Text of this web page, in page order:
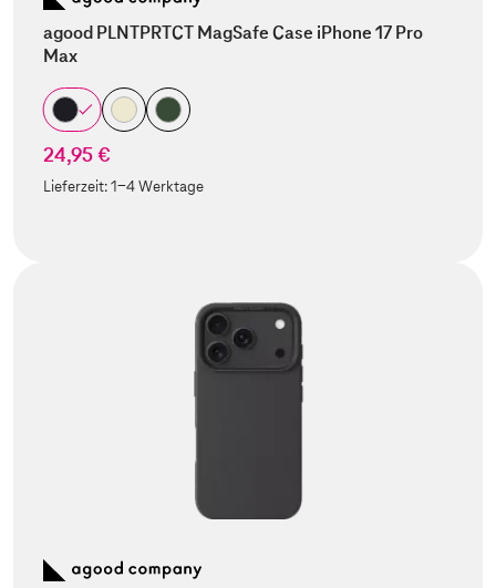
agood PLNTPRTCT MagSafe Case iPhone 17 Pro
Max
24,95 €
Lieferzeit:1-4 Werktage